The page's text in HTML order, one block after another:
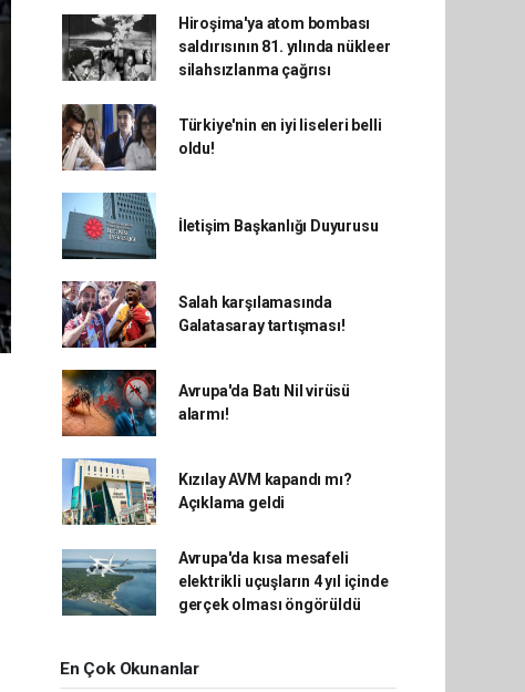
Hiroşima'ya atom bombası
saldırısının 81. yılında nükleer
silahsızlanma çağrısı
Türkiye'nin en iyi liseleri belli
oldu!
İletişim Başkanlığı Duyurusu
Salah karşılamasında
Galatasaray tartışması!
Avrupa'da Batı Nil virüsü
alarmı!
Kızılay AVM kapandı mı?
Açıklama geldi
Avrupa'da kısa mesafeli
elektrikli uçuşların 4 yıl içinde
gerçek olması öngörüldü
En Çok Okunanlar